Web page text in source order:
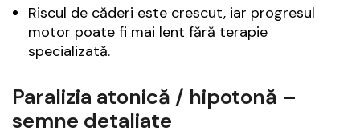
Riscul de căderi este crescut, iar progresul
motor poate fi mai lent fără terapie
specializată.
Paralizia atonică / hipotonă –
semne detaliate